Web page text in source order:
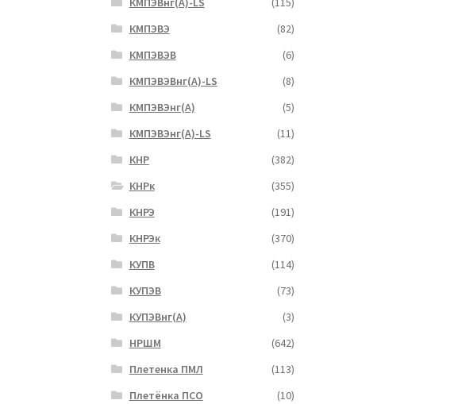
КМПЭВЭ
(82)
КМПЭВЭВ
(6)
КМПЭВЭВнг(А)-LS
(8)
КМПЭВЭнг(А)
(5)
КМПЭВЭнг(А)-LS
(11)
КНР
(382)
КНРк
(355)
КНРЭ
(191)
КНРЭк
(370)
КУПВ
(114)
КУПЭВ
(73)
КУПЭВнг(А)
(3)
НРШМ
(642)
Плетенка ПМЛ
(113)
Плетёнка ПСО
(10)